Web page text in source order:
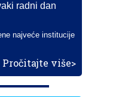
radni dan
najveće institucije
Pročitajte više>